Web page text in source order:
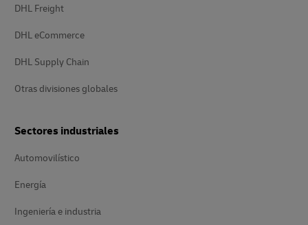
DHL Freight
DHL eCommerce
DHL Supply Chain
Otras divisiones globales
Sectores industriales
Automovilístico
Energía
Ingeniería e industria